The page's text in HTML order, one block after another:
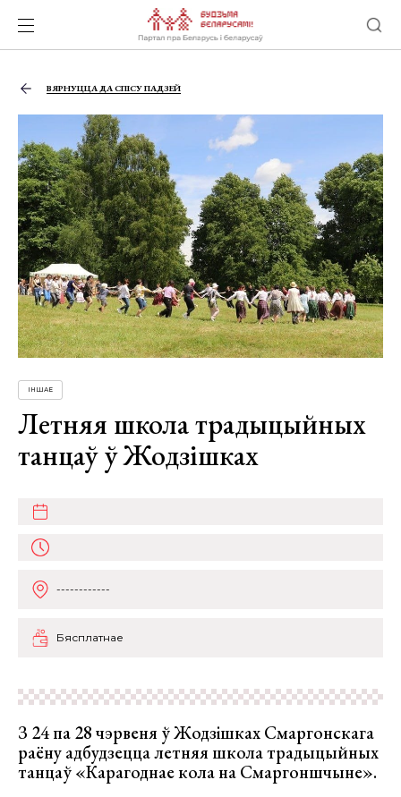
ВЯРНУЦЦА ДА СПІСУ ПАДЗЕЙ
ІНШАЕ
Летняя школа традыцыйных
танцаў ў Жодзішках
------------
Бясплатнае
З 24 па 28 чэрвеня ў Жодзішках Смаргонскага
раёну адбудзецца летняя школа традыцыйных
танцаў «Карагоднае кола на Смаргоншчыне».